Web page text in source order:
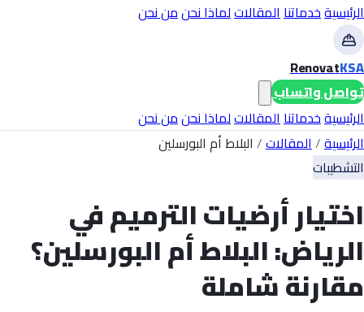
الرئيسيةخدماتناالمقالاتلماذا نحنمن نحن
RenovatKSA
تواصل واتساب
الرئيسيةخدماتناالمقالاتلماذا نحنمن نحن
الرئيسية/المقالات/ البلاط أم البورسلين
التشطيبات
اختيار أرضيات الترميم في
الرياض: البلاط أم البورسلين؟
مقارنة شاملة